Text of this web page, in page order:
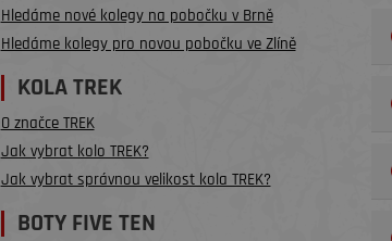
Hledáme nové kolegy na pobočku v Brně
Hledáme kolegy pro novou pobočku ve Zlíně
KOLA TREK
O značce TREK
Jak vybrat kolo TREK?
Jak vybrat správnou velikost kola TREK?
BOTY FIVE TEN